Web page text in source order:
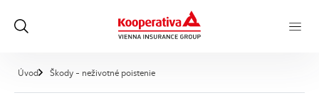
Úvod Škody - neživotné poistenie, aktuálna stránka